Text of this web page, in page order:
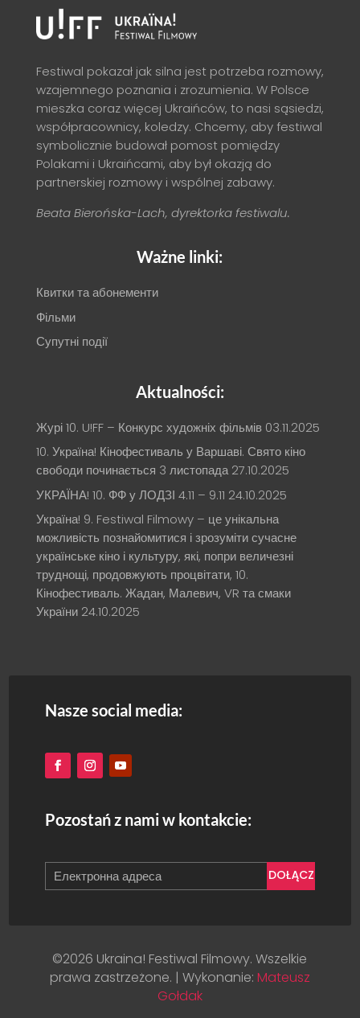
Festiwal pokazał jak silna jest potrzeba rozmowy,
wzajemnego poznania i zrozumienia. W Polsce
mieszka coraz więcej Ukraińców, to nasi sąsiedzi,
współpracownicy, koledzy. Chcemy, aby festiwal
symbolicznie budował pomost pomiędzy
Polakami i Ukraińcami, aby był okazją do
partnerskiej rozmowy i wspólnej zabawy.
Beata Bierońska-Lach, dyrektorka festiwalu.
Ważne linki:
Квитки та абонементи
Фільми
Супутні події
Aktualności:
Журі 10. U!FF – Конкурс художніх фільмів 03.11.2025
10. Україна! Кінофестиваль у Варшаві. Свято кіно
свободи починається 3 листопада 27.10.2025
УКРАЇНА! 10. ФФ у ЛОДЗІ 4.11 – 9.11 24.10.2025
Україна! 9. Festiwal Filmowy – це унікальна
можливість познайомитися і зрозуміти сучасне
українське кіно і культуру, які, попри величезні
труднощі, продовжують процвітати, 10.
Кінофестиваль. Жадан, Малевич, VR та смаки
України 24.10.2025
Nasze social media:
Pozostań z nami w kontakcie:
DOŁĄCZ
©2026 Ukraina! Festiwal Filmowy. Wszelkie
prawa zastrzeżone. | Wykonanie: Mateusz
Gołdak